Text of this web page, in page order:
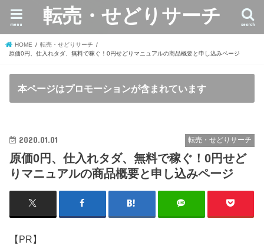
転売・せどりサーチ search
menu
HOME
転売・せどりサーチ
原価0円、仕入れタダ、無料で稼ぐ！0円せどりマニュアルの商品概要と申し込みページ
本ページはプロモーションが含まれています
転売・せどりサーチ
2020.01.01
原価0円、仕入れタダ、無料で稼ぐ！0円せど
りマニュアルの商品概要と申し込みページ
【PR】